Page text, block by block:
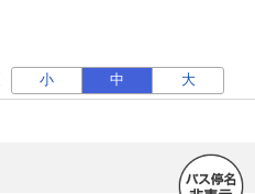
小 中 大